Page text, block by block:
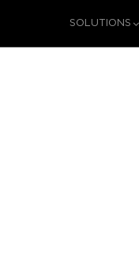
SOLUTIONS